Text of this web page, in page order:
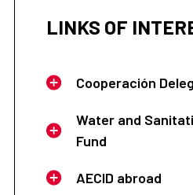
LINKS OF
Cooperación
Water and
Fund
AECID abroad